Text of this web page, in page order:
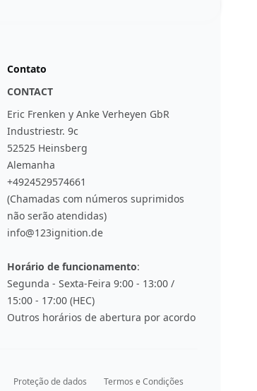
Contato
CONTACT
Eric Frenken y Anke Verheyen GbR
Industriestr. 9c
52525 Heinsberg
Alemanha
+4924529574661
(Chamadas com números suprimidos
não serão atendidas)
info@123ignition.de
Horário de funcionamento:
Segunda - Sexta-Feira 9:00 - 13:00 /
15:00 - 17:00 (HEC)
Outros horários de abertura por acordo
Proteção de dados Termos e Condições